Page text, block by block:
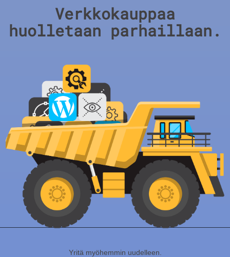
Verkkokauppaa
huolletaan parhaillaan.
Yritä myöhemmin uudelleen.